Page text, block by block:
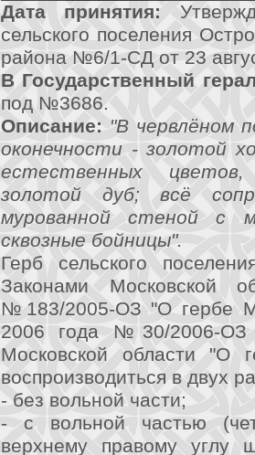
Дата принятия:
сельского поселения
района №6/1-СД от 23
В Государственный
под №3686.
Описание: "В червлёном
оконечности - золотой
естественных
золотой дуб; всё
мурованной стеной с
сквозные бойницы".
Герб сельского
Законами Московской
№183/2005-ОЗ "О гербе
2006 года №30/2006-ОЗ
Московской области "О
воспроизводиться в двух
- без вольной части;
- с вольной частью
верхнему правому углу